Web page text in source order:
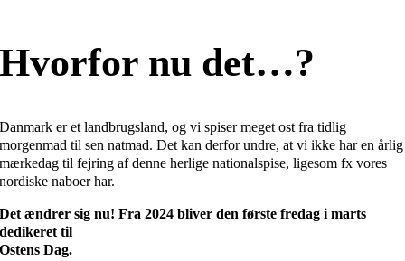
Hvorfor nu det…?
Danmark er et landbrugsland, og vi spiser meget ost fra tidlig
morgenmad til sen natmad. Det kan derfor undre, at vi ikke har en årlig
mærkedag til fejring af denne herlige nationalspise, ligesom fx vores
nordiske naboer har.
Det ændrer sig nu! Fra 2024 bliver den første fredag i marts
dedikeret til
Ostens Dag.